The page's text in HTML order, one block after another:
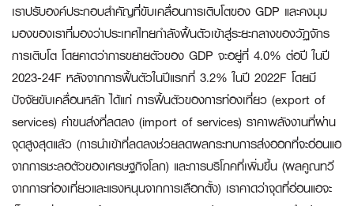
เราปรับองค์ประกอบสำคัญที่ขับเคลื่อนการเติบโตของ GDP และคงมุม
มองของเราที่มองว่าประเทศไทยกำลังฟื้นตัวเข้าสู่ระยะกลางของวัฏจักร
การเติบโต โดยคาดว่าการขยายตัวของ GDP จะอยู่ที่ 4.0% ต่อปี ในปี
2023-24F หลังจากการฟื้นตัวในปีแรกที่ 3.2% ในปี 2022F โดยมี
ปัจจัยขับเคลื่อนหลัก ได้แก่ การฟื้นตัวของการท่องเที่ยว (export of
services) ค่าขนส่งที่ลดลง (import of services) ราคาพลังงานที่ผ่าน
จุดสูงสุดแล้ว (การนำเข้าที่ลดลงช่วยลดผลกระทบการส่งออกที่จะอ่อนแอ
จากการชะลอตัวของเศรษฐกิจโลก) และการบริโภคที่เพิ่มขึ้น (ผลคูณทวี
จากการท่องเที่ยวและแรงหนุนจากการเลือกตั้ง) เราคาดว่าจุดที่อ่อนแอจะ